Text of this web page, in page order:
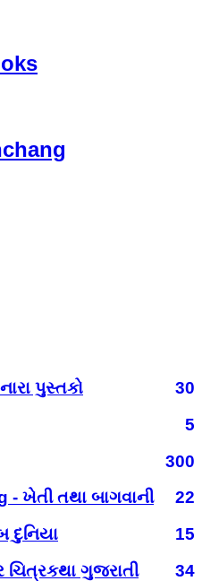
પુસ્તકો
30
5
300
ખેતી તથા બાગવાની
22
દુનિયા
15
ગુજરાતી
34